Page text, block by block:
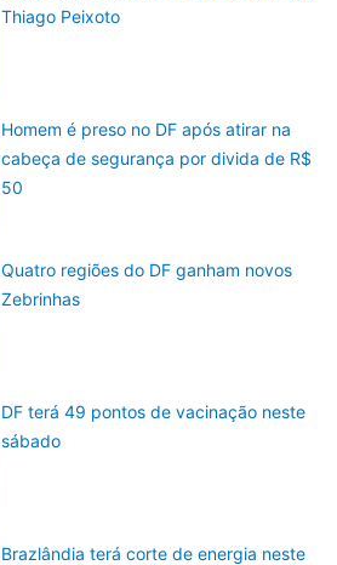
Thiago Peixoto
Homem é preso no DF após atirar na
cabeça de segurança por divida de R$
50
Quatro regiões do DF ganham novos
Zebrinhas
DF terá 49 pontos de vacinação neste
sábado
Brazlândia terá corte de energia neste